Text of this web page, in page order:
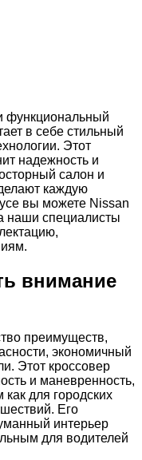
функциональный
в себе стильный
Этот
надежность и
салон и
каждую
вы можете Nissan
наши специалисты
внимание
преимуществ,
экономичный
Этот кроссовер
и маневренность,
для городских
Его
интерьер
для водителей